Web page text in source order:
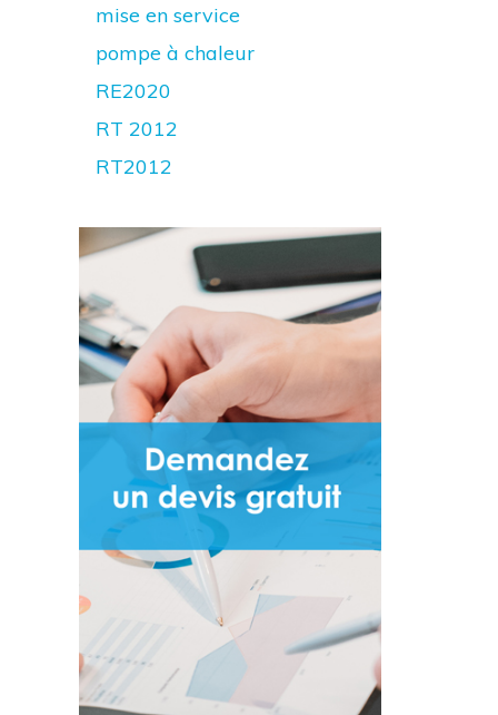
mise en service
pompe à chaleur
RE2020
RT 2012
RT2012